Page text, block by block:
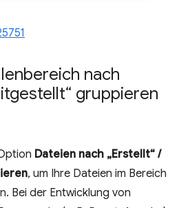
nach
gruppieren
Dateien nach „Erstellt“ /
, um Ihre Dateien im Bereich
Bei der Entwicklung von